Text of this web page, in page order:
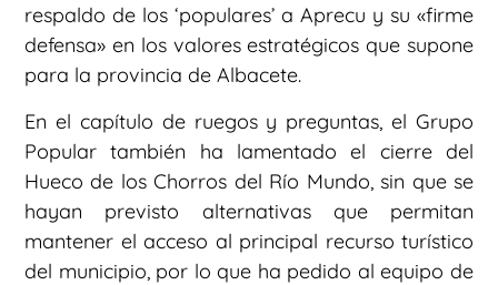
respaldo de los ‘populares’ a Aprecu y su «firme
defensa» en los valores estratégicos que supone
para la provincia de Albacete.
En el capítulo de ruegos y preguntas, el Grupo
Popular también ha lamentado el cierre del
Hueco de los Chorros del Río Mundo, sin que se
hayan previsto alternativas que permitan
mantener el acceso al principal recurso turístico
del municipio, por lo que ha pedido al equipo de